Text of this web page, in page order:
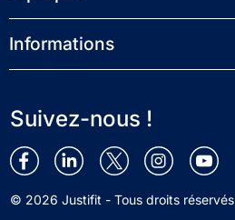
Informations
Suivez-nous !
© 2026 Justifit - Tous droits réservés